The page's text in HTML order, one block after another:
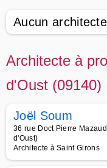
Aucun
Architecte à
d'Oust (09140)
Joël Soum
36 rue Doct Pierre
d'Oust)
Architecte à Saint Girons